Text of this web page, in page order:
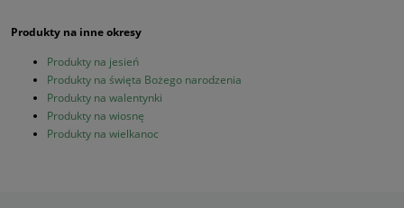
Produkty na inne okresy
Produkty na jesień
Produkty na święta Bożego narodzenia
Produkty na walentynki
Produkty na wiosnę
Produkty na wielkanoc